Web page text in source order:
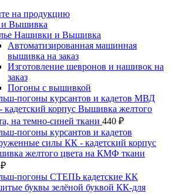
на продукцию
Вышивка
Нашивки и Вышивка
Автоматизированная машинная
вышивка на заказ
Изготовление шевронов и нашивок на
заказ
Погоны с вышивкой
погоны курсантов и кадетов МВД
кадетский корпус Вышивка желтого
на темно-синей ткани 440 ₽
погоны курсантов и кадетов
силы КК - кадетский корпус
желтого цвета на КМФ ткани
₽
погоны СТЕПЬ кадетские КК
буквы зелёной буквой КК-для